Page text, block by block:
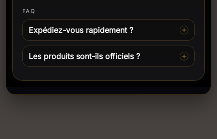
FAQ
Expédiez-vous rapidement ?
Les produits sont-ils officiels ?